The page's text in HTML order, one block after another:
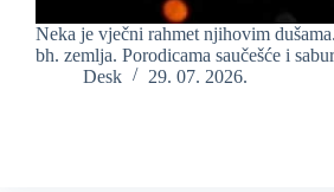
Neka je vječni rahmet njihovim
bh. zemlja. Porodicama saučešće i sabur
Desk
29. 07. 2026.